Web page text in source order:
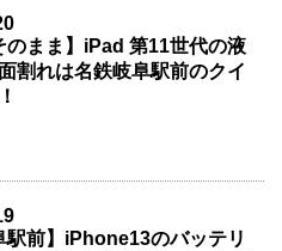
のまま】iPad 第11世代の液
割れは名鉄岐阜駅前のクイ
駅前】iPhone13のバッテリ